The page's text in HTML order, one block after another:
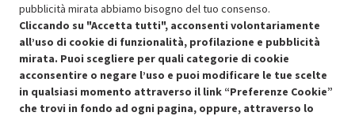
OFFERTE IMPERDIBILI
Risparmio garantito rispetto al corrispondente prodotto nuovo.
pubblicità mirata abbiamo bisogno del tuo consenso.
Cliccando su "Accetta tutti", acconsenti volontariamente
all’uso di cookie di funzionalità, profilazione e pubblicità
mirata. Puoi scegliere per quali categorie di cookie
acconsentire o negare l’uso e puoi modificare le tue scelte
in qualsiasi momento attraverso il link “Preferenze Cookie”
che trovi in fondo ad ogni pagina, oppure, attraverso lo